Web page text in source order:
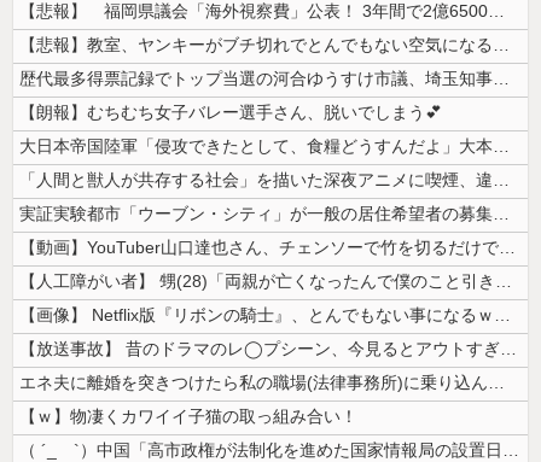
【悲報】 福岡県議会「海外視察費」公表！ 3年間で2億6500万円ｗ...
【悲報】教室、ヤンキーがブチ切れでとんでもない空気になるｗｗｗｗ
歴代最多得票記録でトップ当選の河合ゆうすけ市議、埼玉知事選（来年８月）...
【朗報】むちむち女子バレー選手さん、脱いでしまう💕
大日本帝国陸軍「侵攻できたとして、食糧どうすんだよ」大本営「現地調達」...
「人間と獣人が共存する社会」を描いた深夜アニメに喫煙、違法薬物の連想シ...
実証実験都市「ウーブン・シティ」が一般の居住希望者の募集開始 すでにト...
【動画】YouTuber山口達也さん、チェンソーで竹を切るだけで600...
【人工障がい者】 甥(28)「両親が亡くなったんで僕のこと引き取ってほ...
【画像】 Netflix版『リボンの騎士』、とんでもない事になるｗｗｗ...
【放送事故】 昔のドラマのレ◯プシーン、今見るとアウトすぎる・・・
エネ夫に離婚を突きつけたら私の職場(法律事務所)に乗り込んできた 堂々...
【ｗ】物凄くカワイイ子猫の取っ組み合い！
（ ´_ゝ`）中国「高市政権が法制化を進めた国家情報局の設置日が7月3...